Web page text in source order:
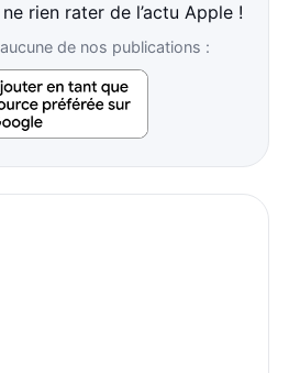
rien rater de l’actu Apple !
de nos publications :